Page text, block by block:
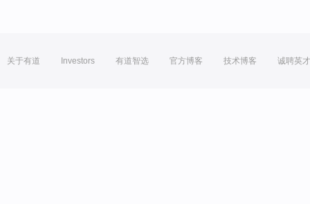
关于有道 Investors 有道智选 官方博客 技术博客 诚聘英才